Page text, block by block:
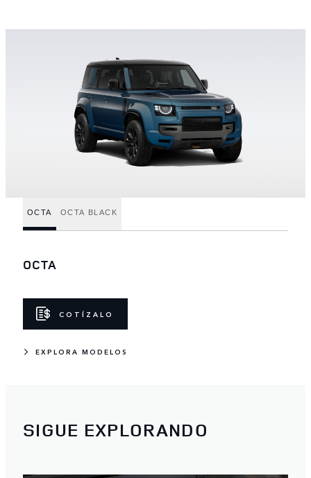
OCTA OCTA BLACK
OCTA
COTÍZALO
EXPLORA MODELOS
SIGUE EXPLORANDO